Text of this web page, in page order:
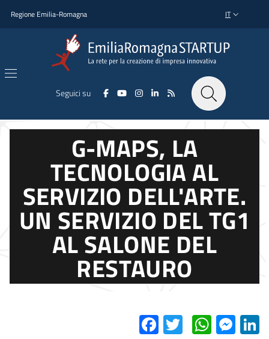
Regione Emilia-Romagna SELETTORE
IT
Seguici su
G-MAPS, LA
TECNOLOGIA AL
SERVIZIO DELL'ARTE.
UN SERVIZIO DEL TG1
AL SALONE DEL
RESTAURO
Facebook
Twitter